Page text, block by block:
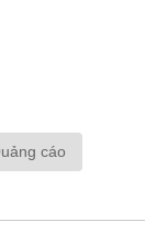
cáo